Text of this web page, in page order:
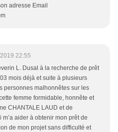
adresse Email
22:55
L. Dusal à la recherche de prêt
mois déjà et suite à plusieurs
personnes malhonnêtes sur les
femme formidable, honnête et
CHANTALE LAUD et de
aider à obtenir mon prêt de
de mon projet sans difficulté et